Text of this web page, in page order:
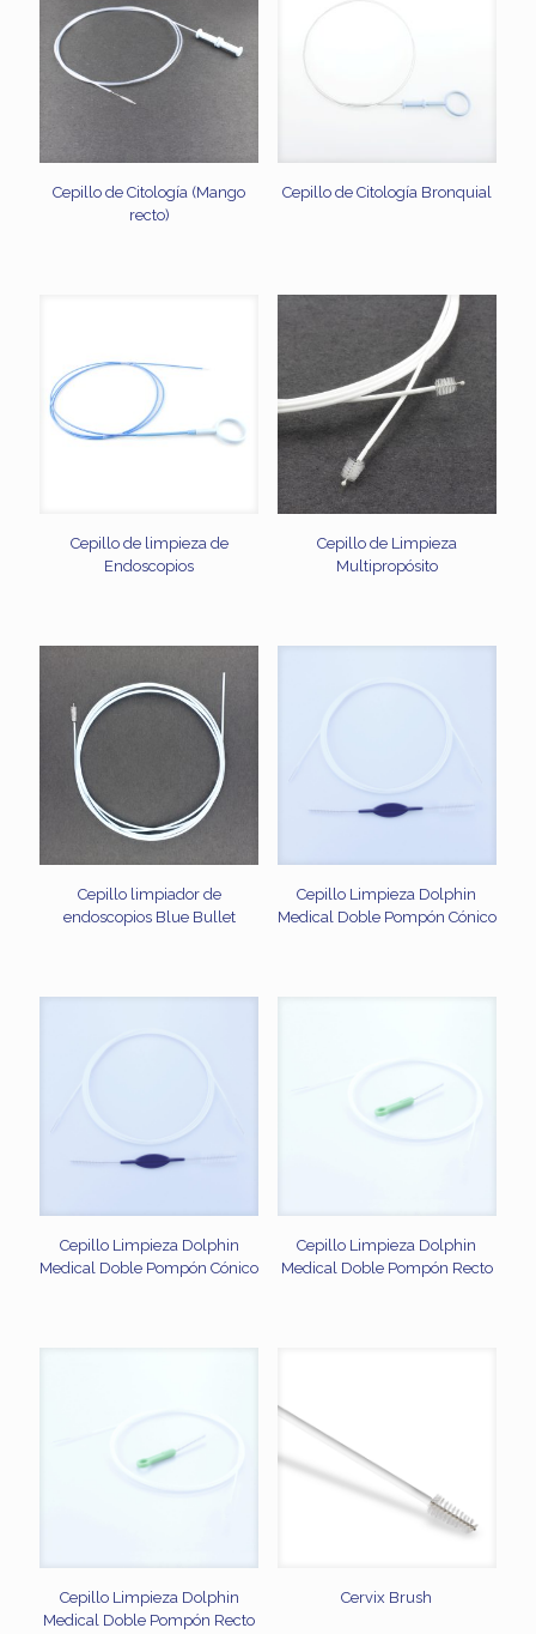
Cepillo de Citología (Mango
recto)
Cepillo de Citología Bronquial
Cepillo de limpieza de
Endoscopios
Cepillo de Limpieza
Multipropósito
Cepillo limpiador de
endoscopios Blue Bullet
Cepillo Limpieza Dolphin
Medical Doble Pompón Cónico
Cepillo Limpieza Dolphin
Medical Doble Pompón Cónico
Cepillo Limpieza Dolphin
Medical Doble Pompón Recto
Cepillo Limpieza Dolphin
Medical Doble Pompón Recto
Cervix Brush